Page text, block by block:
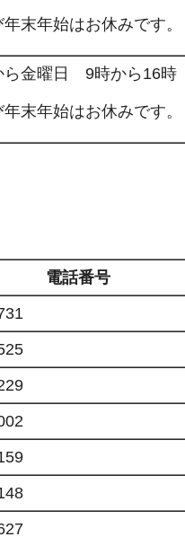
末年始はお休みです。
ら金曜日 9時から16時
末年始はお休みです。
電話番号